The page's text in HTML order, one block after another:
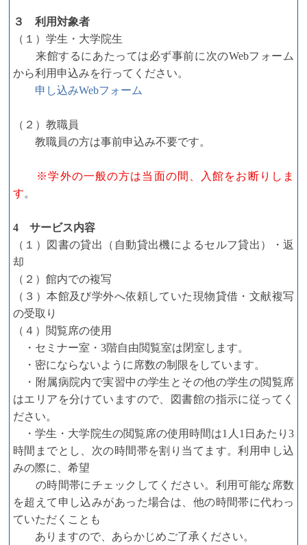
３ 利用対象者
（１）学生・大学院生
来館するにあたっては必ず事前に次のWebフォーム
から利用申込みを行ってください。
申し込みWebフォーム
（２）教職員
教職員の方は事前申込み不要です。
※学外の一般の方は当面の間、入館をお断りしま
す。
4 サービス内容
（１）図書の貸出（自動貸出機によるセルフ貸出）・返
却
（２）館内での複写
（３）本館及び学外へ依頼していた現物貸借・文献複写
の受取り
（４）閲覧席の使用
・セミナー室・3階自由閲覧室は閉室します。
・密にならないように席数の制限をしています。
・附属病院内で実習中の学生とその他の学生の閲覧席
はエリアを分けていますので、図書館の指示に従ってく
ださい。
・学生・大学院生の閲覧席の使用時間は1人1日あたり3
時間までとし、次の時間帯を割り当てます。利用申し込
みの際に、希望
の時間帯にチェックしてください。利用可能な席数
を超えて申し込みがあった場合は、他の時間帯に代わっ
ていただくことも
ありますので、あらかじめご了承ください。